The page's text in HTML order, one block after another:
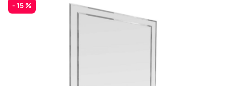
- 15 %